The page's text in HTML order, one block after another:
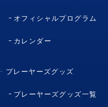
オフィシャルプログラム
カレンダー
プレーヤーズグッズ
プレーヤーズグッズ一覧